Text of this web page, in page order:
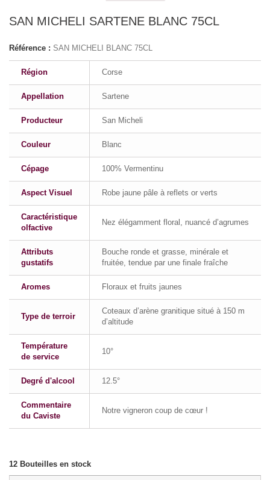
SAN MICHELI SARTENE BLANC 75CL
Référence : SAN MICHELI BLANC 75CL
Région Corse
Appellation Sartene
Producteur San Micheli
Couleur Blanc
Cépage 100% Vermentinu
Aspect Visuel Robe jaune pâle à reflets or verts
Caractéristique
olfactive
Nez élégamment floral, nuancé d’agrumes
Attributs
gustatifs
Bouche ronde et grasse, minérale et
fruitée, tendue par une finale fraîche
Aromes Floraux et fruits jaunes
Type de terroir
Coteaux d’arène granitique situé à 150 m
d’altitude
Température
de service
10°
Degré d'alcool 12.5°
Commentaire
du Caviste
Notre vigneron coup de cœur !
12 Bouteilles en stock